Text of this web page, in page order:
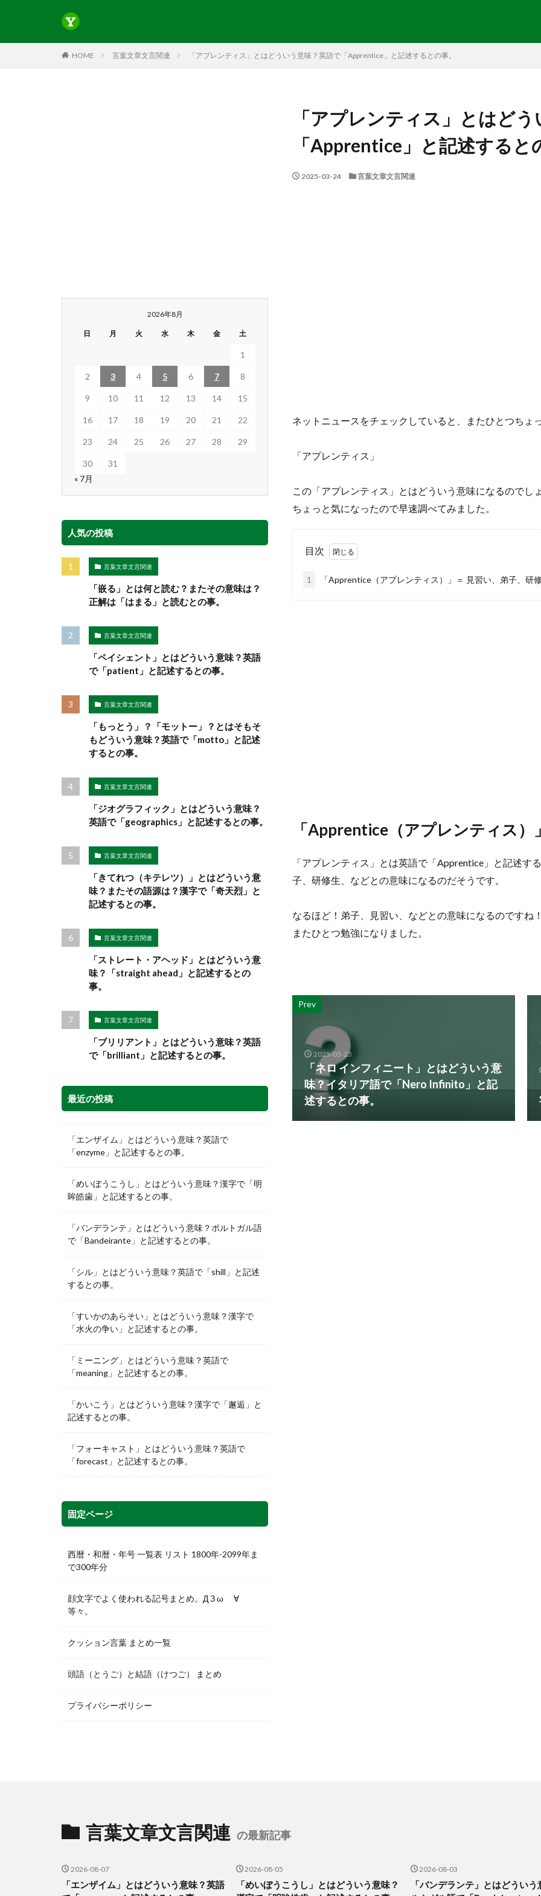
HOME 言葉文章文言関連 「アプレンティス」とはどういう意味？英語で「Apprentice」と記述するとの事。
「アプレンティス」とはど
「Apprentice」と記述すると
2025-03-24 言葉文章文言関連
ネットニュースをチェックしていると、またひとつちょ
「アプレンティス」
この「アプレンティス」とはどういう意味になるのでし
ちょっと気になったので早速調べてみました。
目次
1 「Apprentice（アプレンティス）」＝ 見習い、弟子、研
「Apprentice（アプレンティス
「アプレンティス」とは英語で「Apprentice」と記述
子、研修生、などとの意味になるのだそうです。
なるほど！弟子、見習い、などとの意味になるのですね
またひとつ勉強になりました。
Prev
2025-03-23
「ネロ インフィニート」とはどういう意
味？イタリア語で「Nero Infinito」と記
述するとの事。
2026年8月
日 月 火 水 木 金 土
1
2 3 4 5 6 7 8
9 10 11 12 13 14 15
16 17 18 19 20 21 22
23 24 25 26 27 28 29
30
31
« 7月
人気の投稿
言葉文章文言関連
「嵌る」とは何と読む？またその意味は？
正解は「はまる」と読むとの事。
言葉文章文言関連
「ペイシェント」とはどういう意味？英語
で「patient」と記述するとの事。
言葉文章文言関連
「もっとう」？「モットー」？とはそもそ
もどういう意味？英語で「motto」と記述
するとの事。
言葉文章文言関連
「ジオグラフィック」とはどういう意味？
英語で「geographics」と記述するとの事。
言葉文章文言関連
「きてれつ（キテレツ）」とはどういう意
味？またその語源は？漢字で「奇天烈」と
記述するとの事。
言葉文章文言関連
「ストレート・アヘッド」とはどういう意
味？「straight ahead」と記述するとの
事。
言葉文章文言関連
「ブリリアント」とはどういう意味？英語
で「brilliant」と記述するとの事。
最近の投稿
「エンザイム」とはどういう意味？英語で
「enzyme」と記述するとの事。
「めいぼうこうし」とはどういう意味？漢字で「明
眸皓歯」と記述するとの事。
「バンデランテ」とはどういう意味？ポルトガル語
で「Bandeirante」と記述するとの事。
「シル」とはどういう意味？英語で「shill」と記述
するとの事。
「すいかのあらそい」とはどういう意味？漢字で
「水火の争い」と記述するとの事。
「ミーニング」とはどういう意味？英語で
「meaning」と記述するとの事。
「かいこう」とはどういう意味？漢字で「邂逅」と
記述するとの事。
「フォーキャスト」とはどういう意味？英語で
「forecast」と記述するとの事。
固定ページ
西暦・和暦・年号 一覧表 リスト 1800年-2099年ま
で300年分
顔文字でよく使われる記号まとめ。Д З ω ゞ∀
等々。
クッション言葉 まとめ一覧
頭語（とうご）と結語（けつご） まとめ
プライバシーポリシー
言葉文章文言関連 の最新記事
2026-08-07
「エンザイム」とはどういう意味？英語
2026-08-05
「めいぼうこうし」とはどういう意味？
2026-08-03
「バンデランテ」とはどういう